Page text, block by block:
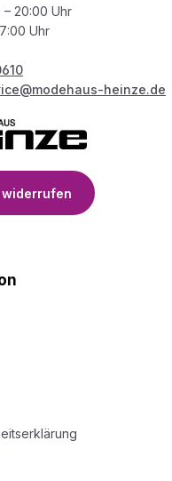
– 20:00 Uhr
Uhr
heinze.de